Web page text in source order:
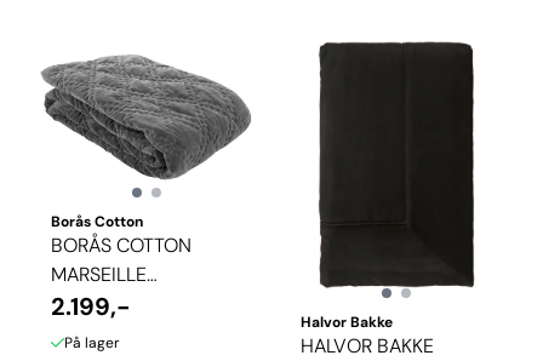
Borås Cotton
BORÅS COTTON
MARSEILLE
SENGETEPPE - GRÅ
2.199,-
På lager
Halvor Bakke
HALVOR BAKKE